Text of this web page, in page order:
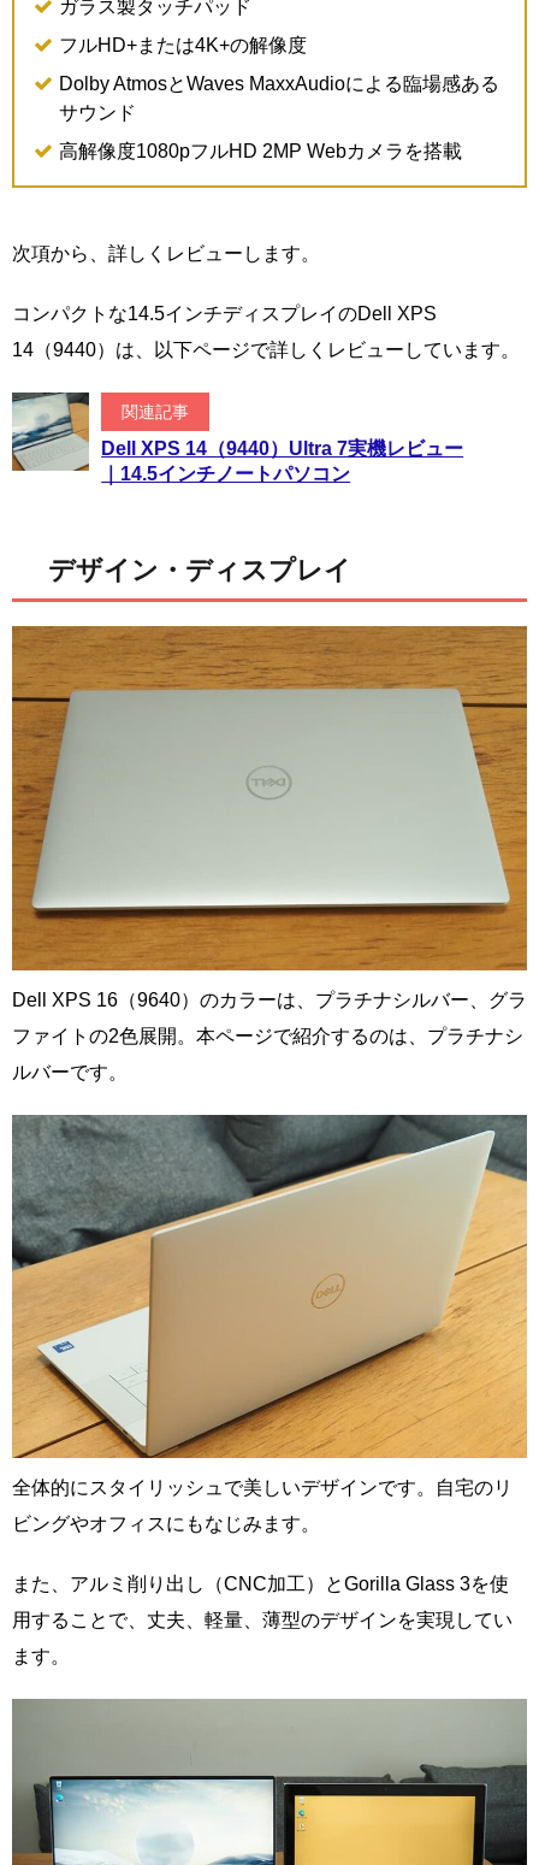
ガラス製タッチパッド
フルHD+または4K+の解像度
Dolby AtmosとWaves MaxxAudioによる臨場感ある
サウンド
高解像度1080pフルHD 2MP Webカメラを搭載
次項から、詳しくレビューします。
コンパクトな14.5インチディスプレイのDell XPS
14（9440）は、以下ページで詳しくレビューしています。
関連記事
Dell XPS 14（9440）Ultra 7実機レビュー
｜14.5インチノートパソコン
デザイン・ディスプレイ
Dell XPS 16（9640）のカラーは、プラチナシルバー、グラ
ファイトの2色展開。本ページで紹介するのは、プラチナシ
ルバーです。
全体的にスタイリッシュで美しいデザインです。自宅のリ
ビングやオフィスにもなじみます。
また、アルミ削り出し（CNC加工）とGorilla Glass 3を使
用することで、丈夫、軽量、薄型のデザインを実現してい
ます。